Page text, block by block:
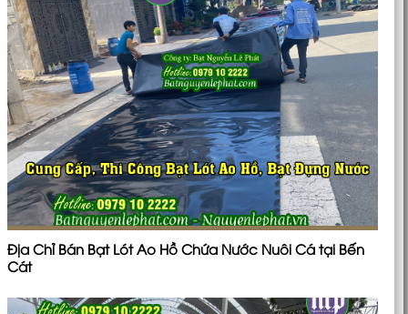
Địa Chỉ Bán Bạt Lót Ao Hồ Chứa Nước Nuôi Cá tại Bến
Cát